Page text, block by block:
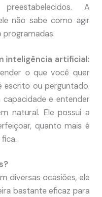
A
não sabe como agir
programadas.
inteligência artificial:
o que você quer
escrito ou perguntado.
e entender
natural. Ele possui a
quanto mais é
diversas ocasiões, ele
bastante eficaz para